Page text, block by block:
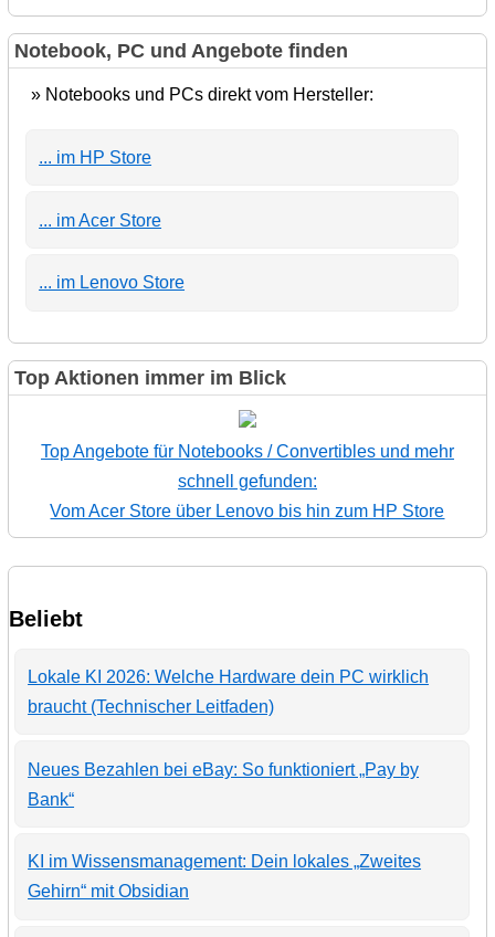
Notebook, PC und Angebote finden
» Notebooks und PCs direkt vom Hersteller:
... im HP Store
... im Acer Store
... im Lenovo Store
Top Aktionen immer im Blick
Top Angebote für Notebooks / Convertibles und mehr
schnell gefunden:
Vom Acer Store über Lenovo bis hin zum HP Store
Beliebt
Lokale KI 2026: Welche Hardware dein PC wirklich
braucht (Technischer Leitfaden)
Neues Bezahlen bei eBay: So funktioniert „Pay by
Bank“
KI im Wissensmanagement: Dein lokales „Zweites
Gehirn“ mit Obsidian